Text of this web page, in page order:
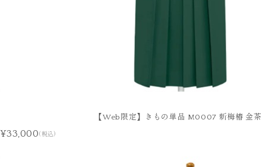
【Web限定】きもの単品 M0007 新梅椿 金茶
¥33,000(税込)